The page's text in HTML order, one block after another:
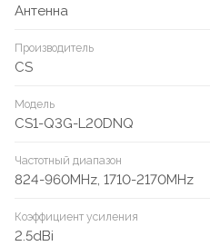
Антенна
Производитель
CS
Модель
CS1-Q3G-L20DNQ
Частотный диапазон
824-960MHz, 1710-2170MHz
Коэффициент усиления
2.5dBi